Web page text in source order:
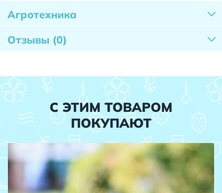
Агротехника
Отзывы (0)
С ЭТИМ ТОВАРОМ
ПОКУПАЮТ